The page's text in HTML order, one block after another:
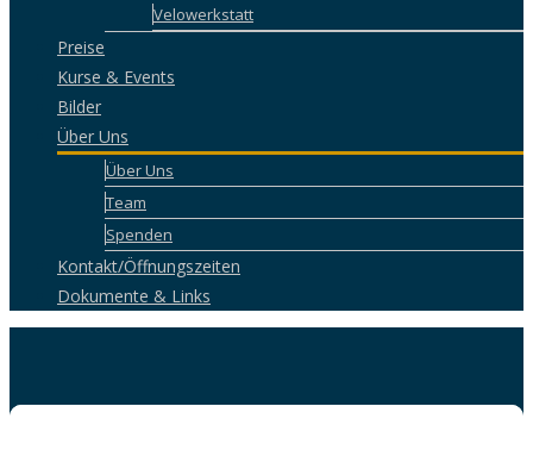
Velowerkstatt
Preise
Kurse & Events
Bilder
Über Uns
Über Uns
Team
Spenden
Kontakt/Öffnungszeiten
Dokumente & Links